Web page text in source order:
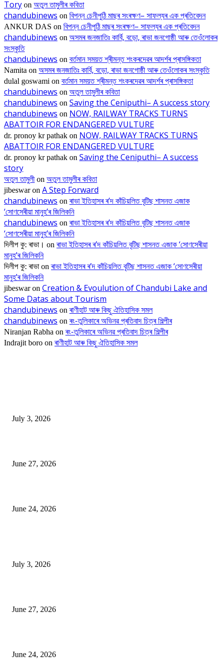
Tory on অতুল তামুলীৰ কবিতা
chandubinews on বিপন্ন চেনীপুঠি মাছৰ সংৰক্ষণ– সাফল্যৰ এক প্ৰতিবেদন
ANKUR DAS on বিপন্ন চেনীপুঠি মাছৰ সংৰক্ষণ– সাফল্যৰ এক প্ৰতিবেদন
chandubinews on অসমৰ জনজাতিঃ কাৰ্বি, বড়ো, ৰাভা জনগোষ্ঠী আৰু তেওঁলোকৰ
সংস্কৃতি
chandubinews on বৰ্তমান সময়ত শ্ৰীমন্ত শংকৰদেৱৰ আদৰ্শৰ প্ৰাসঙ্গিকতা
Namita on অসমৰ জনজাতিঃ কাৰ্বি, বড়ো, ৰাভা জনগোষ্ঠী আৰু তেওঁলোকৰ সংস্কৃতি
dulal goswami on বৰ্তমান সময়ত শ্ৰীমন্ত শংকৰদেৱৰ আদৰ্শৰ প্ৰাসঙ্গিকতা
chandubinews on অতুল তামুলীৰ কবিতা
chandubinews on Saving the Ceniputhi– A success story
chandubinews on NOW, RAILWAY TRACKS TURNS
ABATTOIR FOR ENDANGERED VULTURE
dr. pronoy kr pathak on NOW, RAILWAY TRACKS TURNS
ABATTOIR FOR ENDANGERED VULTURE
dr. pronoy kr pathak on Saving the Ceniputhi– A success
story
অতুল তামুলী on অতুল তামুলীৰ কবিতা
jibeswaron A Step Forward
chandubinews onৰাভা ইতিহাসৰ ৰ’দ কাঁচিয়লিত বৃটিছ শাসনত এজাক
‘সোণসেৰীয়া মানুহ’ৰ জিলিকনি
chandubinews onৰাভা ইতিহাসৰ ৰ’দ কাঁচিয়লিত বৃটিছ শাসনত এজাক
‘সোণসেৰীয়া মানুহ’ৰ জিলিকনি
দিলীপ কু: ৰাভা। onৰাভা ইতিহাসৰ ৰ’দ কাঁচিয়লিত বৃটিছ শাসনত এজাক ‘সোণসেৰীয়া
মানুহ’ৰ জিলিকনি
দিলীপ কু: ৰাভা onৰাভা ইতিহাসৰ ৰ’দ কাঁচিয়লিত বৃটিছ শাসনত এজাক ‘সোণসেৰীয়া
মানুহ’ৰ জিলিকনি
jibeswaron Creation & Evoulution of Chandubi Lake and
Some Datas about Tourism
chandubinews onৰাণীহাট আৰু কিছু ঐতিহাসিক সমল
chandubinews onৰং-তুলিকাৰে অভিনৱ প্ৰতিবাদ চিত্ৰ শিল্পীৰ
Niranjan Rabha onৰং-তুলিকাৰে অভিনৱ প্ৰতিবাদ চিত্ৰ শিল্পীৰ
Indrajit boro onৰাণীহাট আৰু কিছু ঐতিহাসিক সমল
July 3, 2026
June 27, 2026
June 24, 2026
July 3, 2026
June 27, 2026
June 24, 2026